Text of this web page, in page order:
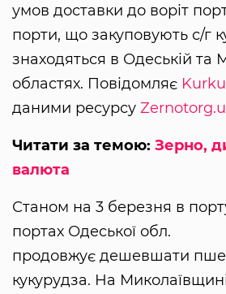
умов доставки до воріт
порти, що закуповують с/г
знаходяться в Одеській та
областях. Повідомляє
даними ресурсу
Читати за темою: Зерно,
валюта
Станом на 3 березня в
портах Одеської обл.
продовжує дешевшати
кукурудза. На